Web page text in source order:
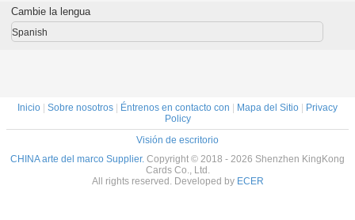
marco del metal
del hotel de
foto del metal
de la plata
Cambie la lengua
Spanish
Inicio | Sobre nosotros | Éntrenos en contacto con | Mapa del Sitio | Privacy
Policy
Visión de escritorio
CHINA arte del marco Supplier. Copyright © 2018 - 2026 Shenzhen KingKong
Cards Co., Ltd.
All rights reserved. Developed by ECER